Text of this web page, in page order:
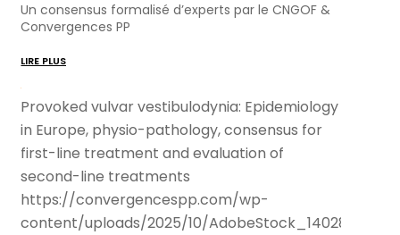
Un consensus formalisé d’experts par le CNGOF &
Convergences PP
LIRE PLUS
Provoked vulvar vestibulodynia: Epidemiology
in Europe, physio-pathology, consensus for
first-line treatment and evaluation of
second-line treatments
https://convergencespp.com/wp-
content/uploads/2025/10/AdobeStock_140286989-